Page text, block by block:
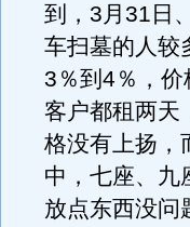
到，3月31日
车扫墓的人较
3％到4％，
客户都租两天
格没有上扬，
中，七座、九
放点东西没问